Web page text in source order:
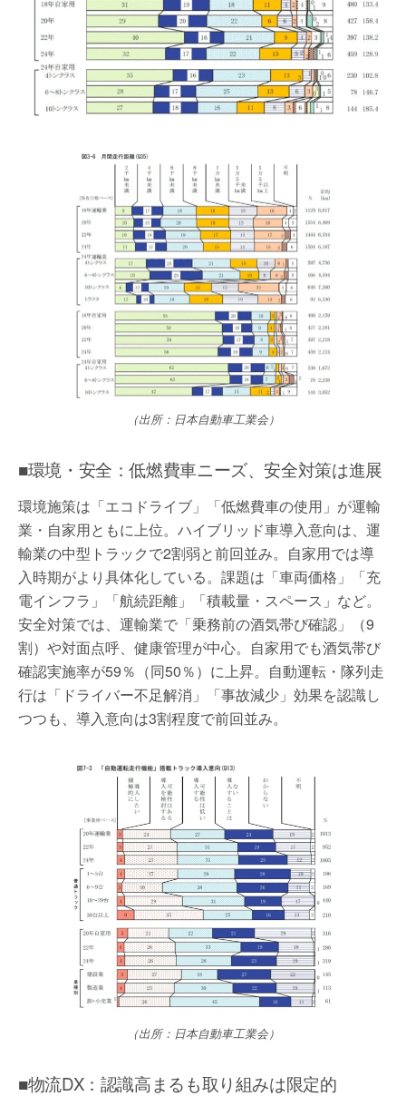
（出所：日本自動車工業会）
■環境・安全：低燃費車ニーズ、安全対策は進展
環境施策は「エコドライブ」「低燃費車の使用」が運輸
業・自家用ともに上位。ハイブリッド車導入意向は、運
輸業の中型トラックで2割弱と前回並み。自家用では導
入時期がより具体化している。課題は「車両価格」「充
電インフラ」「航続距離」「積載量・スペース」など。
安全対策では、運輸業で「乗務前の酒気帯び確認」（9
割）や対面点呼、健康管理が中心。自家用でも酒気帯び
確認実施率が59％（同50％）に上昇。自動運転・隊列走
行は「ドライバー不足解消」「事故減少」効果を認識し
つつも、導入意向は3割程度で前回並み。
（出所：日本自動車工業会）
■物流DX：認識高まるも取り組みは限定的